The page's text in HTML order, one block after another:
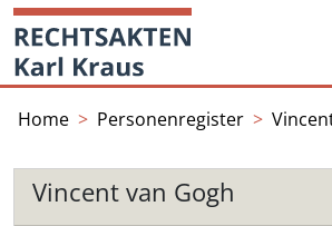
Skip
content
Startseite
Home Personenregister
Vincent van Gogh